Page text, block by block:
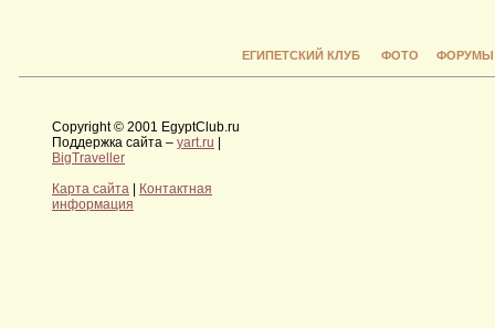
ЕГИПЕТСКИЙ КЛУБ ФОТО ФОРУМЫ
Copyright © 2001 EgyptClub.ru
Поддержка сайта – yart.ru |
BigTraveller
Карта сайта | Контактная
информация